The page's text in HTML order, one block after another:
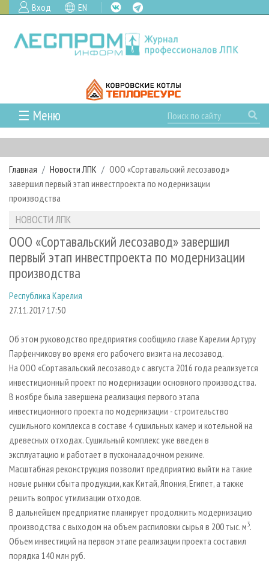
Вход EN
☰ Меню
ГЛАВНАЯ
РУБРИКИ И ТЕМЫ
РУБРИКИ ЖУРНАЛА
ЛЕСНОЕ ХОЗЯЙСТВО
ЛЕСОЗАГОТОВКА
ЛЕСОПИЛЕНИЕ
ДЕРЕВООБРАБОТКА
СУШКА ДРЕВЕСИНЫ
ПРОИЗВОДСТВО ДРЕВЕСНЫХ ПЛИТ
ДЕРЕВЯННОЕ ДОМОСТРОЕНИЕ
ПРОИЗВОДСТВО МЕБЕЛИ
БИОЭНЕРГЕТИКА
ЦБП
ИНСТРУМЕНТ И МАТЕРИАЛЫ
НОВОСТИ
КАЛЕНДАРЬ СОБЫТИЙ
НОВОСТИ ЛПК
НОВОСТИ ЖУРНАЛА
НОВОСТИ КОМПАНИЙ
ПРОЕКТЫ ЛПИ
АНАЛИТИКА
ПРЕДПРИЯТИЯ ЛПК
ЛЕСНЫЕ РЕГИОНЫ РОССИИ
ПЕРСОНЫ
МОБИЛЬНЫЕ ВЫСТАВКИ
ПРИОРИТЕТНЫЕ ИНВЕСТПРОЕКТЫ
RUSSIAN FORESTRY REVIEW
ГАЗЕТА ЛЕСПРОМФОРУМ
БИБЛИОТЕКА СПЕЦИАЛИСТА
АРХИВ
АРХИВ ЖУРНАЛОВ
СТАТЬИ
О ЖУРНАЛЕ
ПОДПИСКА
КОНТАКТЫ
РЕКЛАМОДАТЕЛЯМ
РЕКЛАМА
РЕКЛАМА НА САЙТЕ
Главная Новости ЛПК
ООО «Сортавальский лесозавод»
завершил первый этап инвестпроекта по модернизации
производства
НОВОСТИ ЛПК
ООО «Сортавальский лесозавод» завершил
первый этап инвестпроекта по модернизации
производства
Республика Карелия
27.11.2017 17:50
Об этом руководство предприятия сообщило главе Карелии Артуру
Парфенчикову во время его рабочего визита на лесозавод.
На ООО «Сортавальский лесозавод» с августа 2016 года реализуется
инвестиционный проект по модернизации основного производства.
В ноябре была завершена реализация первого этапа
инвестиционного проекта по модернизации - строительство
сушильного комплекса в составе 4 сушильных камер и котельной на
древесных отходах. Сушильный комплекс уже введен в
эксплуатацию и работает в пусконаладочном режиме.
Масштабная реконструкция позволит предприятию выйти на такие
новые рынки сбыта продукции, как Китай, Япония, Египет, а также
решить вопрос утилизации отходов.
В дальнейшем предприятие планирует продолжить модернизацию
производства с выходом на объем распиловки сырья в 200 тыс. м3.
Объем инвестиций на первом этапе реализации проекта составил
порядка 140 млн руб.